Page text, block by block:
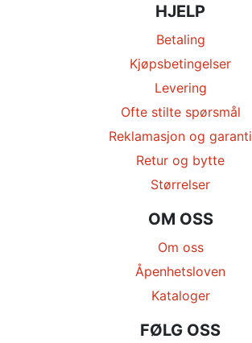
HJELP
Betaling
Kjøpsbetingelser
Levering
Ofte stilte spørsmål
Reklamasjon og garanti
Retur og bytte
Størrelser
OM OSS
Om oss
Åpenhetsloven
Kataloger
FØLG OSS